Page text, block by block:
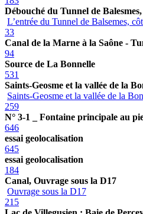
Débouché du Tunnel de
L’entrée du Tunnel de Balsemes,
33
Canal de la Marne à la Saône -
94
Source de La Bonnelle
531
Saints-Geosme et la vallée de la
Saints-Geosme et la vallée de la
259
N° 3-1 _ Fontaine principale au
646
essai geolocalisation
645
essai geolocalisation
184
Canal, Ouvrage sous la D17
Ouvrage sous la D17
215